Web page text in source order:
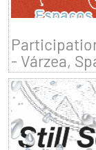
- Várzea,